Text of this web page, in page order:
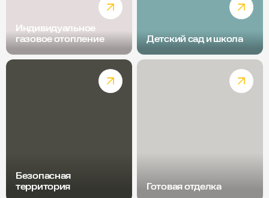
Индивидуальное
газовое отопление
Детский сад и школа
Безопасная
территория
Готовая отделка